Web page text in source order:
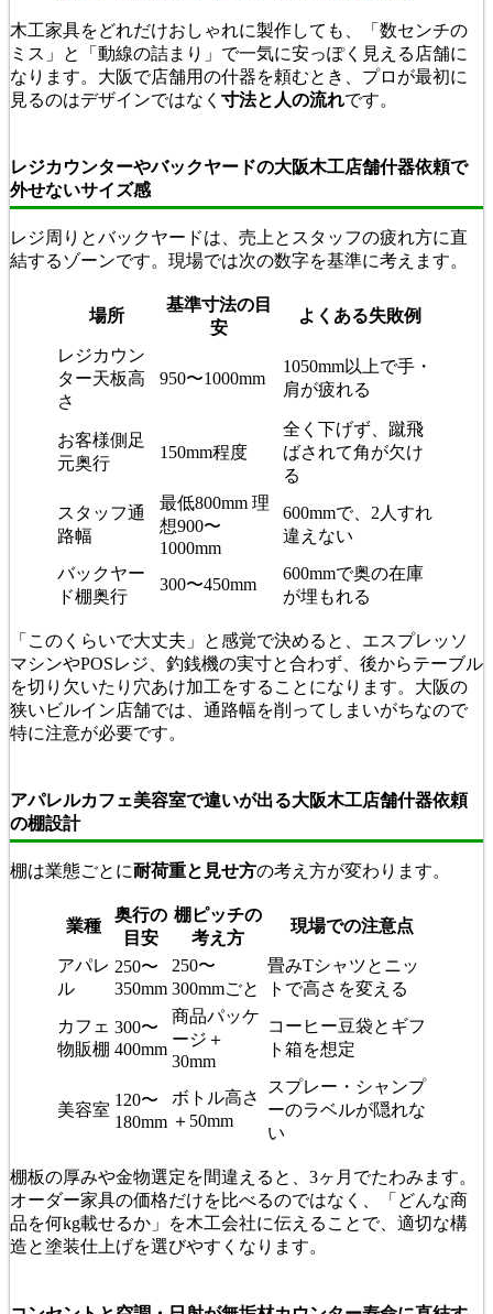
木工家具をどれだけおしゃれに製作しても、「数センチの
ミス」と「動線の詰まり」で一気に安っぽく見える店舗に
なります。大阪で店舗用の什器を頼むとき、プロが最初に
見るのはデザインではなく 寸法と人の流れです。
レジカウンターやバックヤードの大阪木工店舗什器依頼で
外せないサイズ感
レジ周りとバックヤードは、売上とスタッフの疲れ方に直
結するゾーンです。現場では次の数字を基準に考えます。
場所
基準寸法の目
安
よくある失敗例
レジカウン
ター天板高
さ
950〜1000mm
1050mm以上で手・
肩が疲れる
お客様側足
元奥行
150mm程度
全く下げず、蹴飛
ばされて角が欠け
る
スタッフ通
路幅
最低800mm 理
想900〜
1000mm
600mmで、2人すれ
違えない
バックヤー
ド棚奥行
300〜450mm
600mmで奥の在庫
が埋もれる
「このくらいで大丈夫」と感覚で決めると、エスプレッソ
マシンやPOSレジ、釣銭機の実寸と合わず、後からテーブル
を切り欠いたり穴あけ加工をすることになります。大阪の
狭いビルイン店舗では、通路幅を削ってしまいがちなので
特に注意が必要です。
アパレルカフェ美容室で違いが出る大阪木工店舗什器依頼
の棚設計
棚は業態ごとに耐荷重と見せ方の考え方が変わります。
業種
奥行の
目安
棚ピッチの
考え方
現場での注意点
アパレ
ル
250〜
350mm
250〜
300mmごと
畳みTシャツとニッ
トで高さを変える
カフェ
物販棚
300〜
400mm
商品パッケ
ージ＋
30mm
コーヒー豆袋とギフ
ト箱を想定
美容室
120〜
180mm
ボトル高さ
＋50mm
スプレー・シャンプ
ーのラベルが隠れな
い
棚板の厚みや金物選定を間違えると、3ヶ月でたわみます。
オーダー家具の価格だけを比べるのではなく、「どんな商
品を何kg載せるか」を木工会社に伝えることで、適切な構
造と塗装仕上げを選びやすくなります。